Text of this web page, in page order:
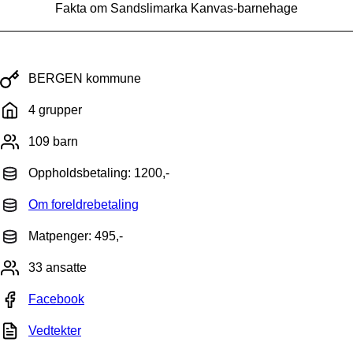
Fakta om Sandslimarka Kanvas-barnehage
BERGEN kommune
4 grupper
109 barn
Oppholdsbetaling: 1200,-
Om foreldrebetaling
Matpenger: 495,-
33 ansatte
Facebook
Vedtekter